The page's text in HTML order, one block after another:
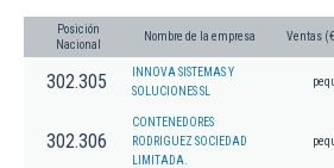
Posición
Nacional
Nombre de la empresa Ventas
302.305
INNOVA SISTEMAS Y
SOLUCIONES SL
302.306
CONTENEDORES
RODRIGUEZ SOCIEDAD
LIMITADA.